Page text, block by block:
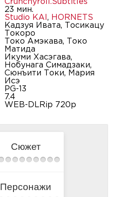
Crunchyroll.Subtitles
23 мин.
Studio KAI , HORNETS
Кадзуя Ивата, Тосикацу
Токоро
Токо Амэкава, Токо
Матида
Икуми Хасэгава,
Нобунага Симадзаки,
Сюнъити Токи, Мария
Исэ
PG-13
7.4
WEB-DLRip 720p
Сюжет
Персонажи